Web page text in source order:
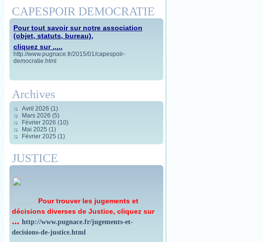
CAPESPOIR DEMOCRATIE
Pour tout savoir sur notre association
(objet, statuts, bureau),
cliquez sur .....
http://www.pugnace.fr/2015/01/capespoir-
democratie.html
Archives
Avril 2026 (1)
Mars 2026 (5)
Février 2026 (10)
Mai 2025 (1)
Février 2025 (1)
JUSTICE
Pour trouver les jugements et
décisions diverses de Justice, cliquez sur
... http://www.pugnace.fr/jugements-et-
decisions-de-justice.html